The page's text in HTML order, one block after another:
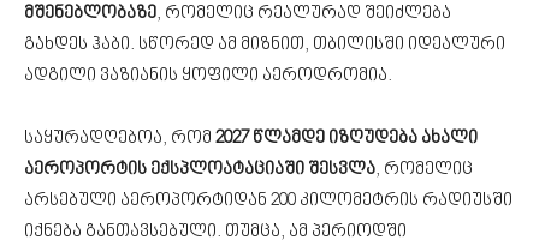
მშენებლობაზე, რომელიც რეალურად შეიძლება
გახდეს ჰაბი. სწორედ ამ მიზნით, თბილისში იდეალური
ადგილი ვაზიანის ყოფილი აეროდრომია.
საყურადღებოა, რომ 2027 წლამდე იზღუდება ახალი
აეროპორტის ექსპლოატაციაში შესვლა, რომელიც
არსებული აეროპორტიდან 200 კილომეტრის რადიუსში
იქნება განთავსებული. თუმცა, ამ პერიოდში